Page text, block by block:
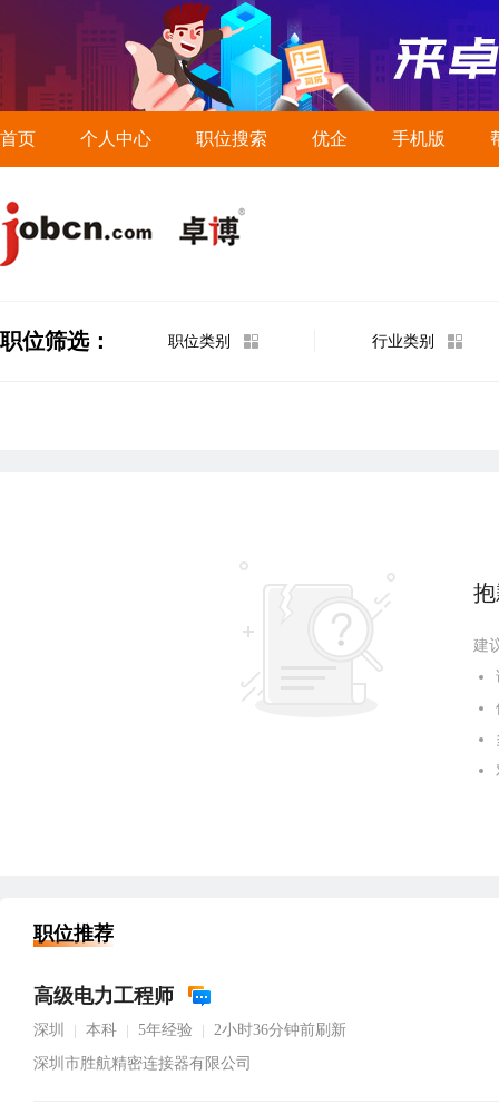
首页 个人中心 职位搜索 优企 手机版
职位筛选： 职位类别 行业类别
建
职位推荐
高级电力工程师
深圳 本科 5年经验
2小时36分钟前刷新
深圳市胜航精密连接器有限公司